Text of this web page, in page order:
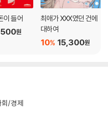
이 들어
원
최애가 XXX였던 건에
대하여
15,300원
10%
/경제